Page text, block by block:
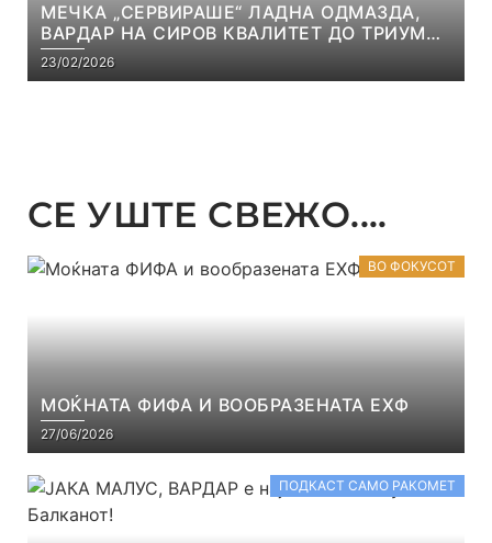
МЕЧКА „СЕРВИРАШЕ“ ЛАДНА ОДМАЗДА,
ВАРДАР НА СИРОВ КВАЛИТЕТ ДО ТРИУМФ
ВО АВТОКОМАНДА
23/02/2026
СЕ УШТЕ СВЕЖО....
ВО ФОКУСОТ
МОЌНАТА ФИФА И ВООБРАЗЕНАТА ЕХФ
27/06/2026
ПОДКАСТ САМО РАКОМЕТ